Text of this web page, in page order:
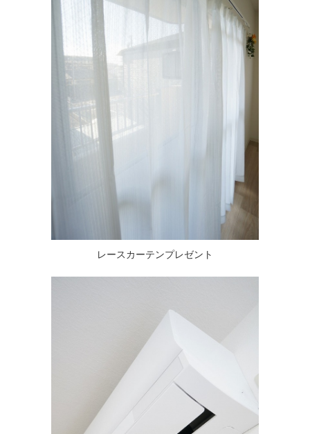
レースカーテンプレゼント